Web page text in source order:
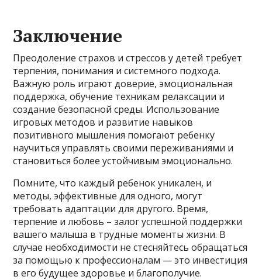
Заключение
Преодоление страхов и стрессов у детей требует
терпения, понимания и системного подхода.
Важную роль играют доверие, эмоциональная
поддержка, обучение техникам релаксации и
создание безопасной среды. Использование
игровых методов и развитие навыков
позитивного мышления помогают ребенку
научиться управлять своими переживаниями и
становиться более устойчивым эмоционально.
Помните, что каждый ребенок уникален, и
методы, эффективные для одного, могут
требовать адаптации для другого. Время,
терпение и любовь – залог успешной поддержки
вашего малыша в трудные моменты жизни. В
случае необходимости не стесняйтесь обращаться
за помощью к профессионалам — это инвестиция
в его будущее здоровье и благополучие.